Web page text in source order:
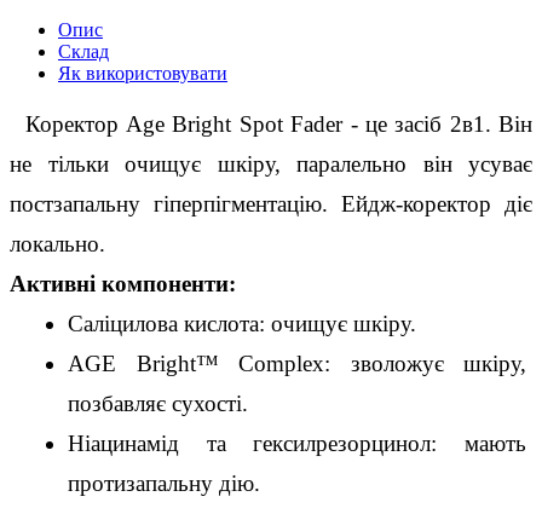
Опис
Склад
Як використовувати
Коректор Age Bright Spot Fаder - це засіб 2в1. Він
не тільки очищує шкіру, паралельно він усуває
постзапальну гіперпігментацію. Ейдж-коректор діє
локально.
Активні компоненти:
Саліцилова кислота: очищує шкіру.
AGE Bright™ Complex: зволожує шкіру,
позбавляє сухості.
Ніацинамід та гексилрезорцинол: мають
протизапальну дію.